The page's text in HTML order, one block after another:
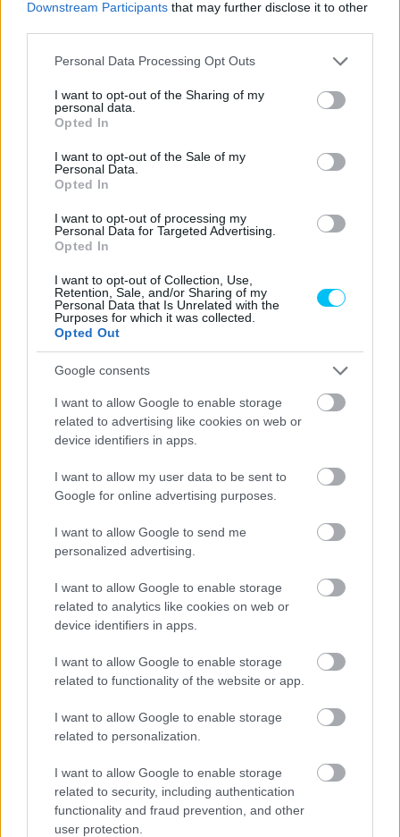
Downstream Participants that may further disclose it to other
Please note that this website/app uses one or more Google
not limited to your visit or usage behaviour. You may click to
grant or deny consent to Google and its third-party tags to
use your data for below specified purposes in below Google
consent section.
Personal Data Processing Opt Outs
I want to opt-out of the Sharing of my
personal data.
Opted In
I want to opt-out of the Sale of my
Personal Data.
Opted In
I want to opt-out of processing my
Personal Data for Targeted Advertising.
Opted In
I want to opt-out of Collection, Use,
Retention, Sale, and/or Sharing of my
Personal Data that Is Unrelated with the
Purposes for which it was collected.
Opted Out
Google consents
I want to allow Google to enable storage
related to advertising like cookies on web or
device identifiers in apps.
I want to allow my user data to be sent to
Google for online advertising purposes.
I want to allow Google to send me
personalized advertising.
I want to allow Google to enable storage
related to analytics like cookies on web or
device identifiers in apps.
I want to allow Google to enable storage
related to functionality of the website or app.
I want to allow Google to enable storage
related to personalization.
I want to allow Google to enable storage
related to security, including authentication
functionality and fraud prevention, and other
user protection.